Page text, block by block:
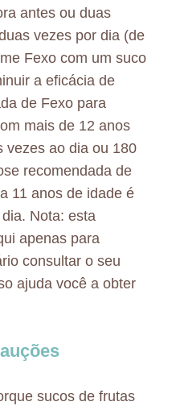
antes ou duas
vezes por dia (de
Fexo com um suco
a eficácia de
de Fexo para
mais de 12 anos
vezes ao dia ou 180
recomendada de
11 anos de idade é
Nota: esta
apenas para
consultar o seu
ajuda você a obter
sucos de frutas